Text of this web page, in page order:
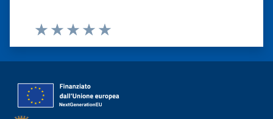
Valuta 5 stelle su 5
Valuta 4 stelle su 5
Valuta 3 stelle su 5
Valuta 2 stelle su 5
Valuta 1 stelle su 5